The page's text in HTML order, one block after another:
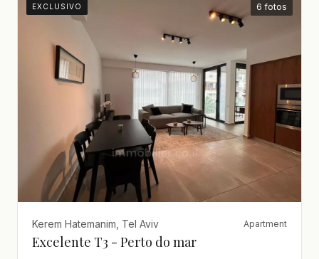
EXCLUSIVO 6 fotos
Kerem Hatemanim, Tel Aviv Apartment
Excelente T3 - Perto do mar